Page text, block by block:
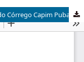
Levantamento da Qualidade Ambiental do Córrego Capim Puba no Município de Goiânia - GO